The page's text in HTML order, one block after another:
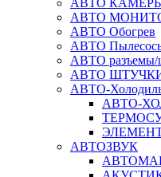
АВТО
АВТО
АВТО Обогрев
АВТО
АВТО разъемы/
АВТО
АВТО-
АВТО-
АВТОЗВУК